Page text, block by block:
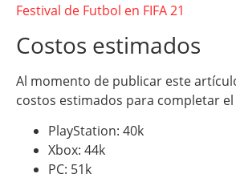
Festival de Futbol en FIFA 21
Costos estimados
Al momento de publicar este
costos estimados para completar el
PlayStation: 40k
Xbox: 44k
PC: 51k